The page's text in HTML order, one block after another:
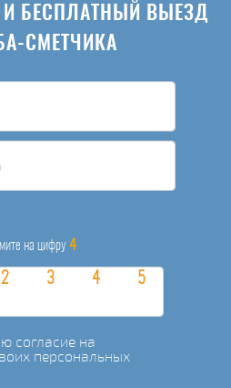
И БЕСПЛАТНЫЙ ВЫЕЗД
СМЕТЧИКА
на цифру 4
согласие на
персональных